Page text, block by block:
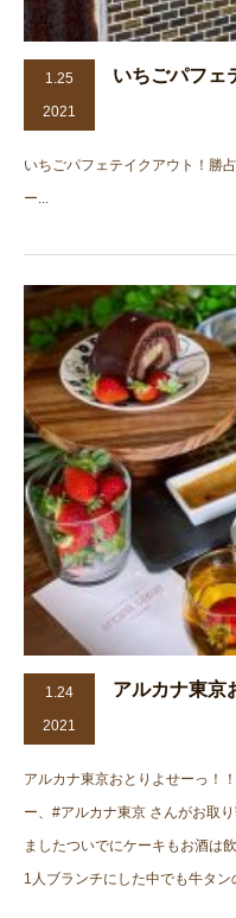
1.25
2021
いちごパフェ
いちごパフェテイクアウト！勝
ー...
1.24
2021
アルカナ東京
アルカナ東京おとりよせーっ！
ー、#アルカナ東京 さんがお取
ましたついでにケーキもお酒は
1人ブランチにした中でも牛タ